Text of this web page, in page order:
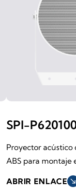
SPI-
Proyector acústico
ABS para montaje
ABRIR ENLACE